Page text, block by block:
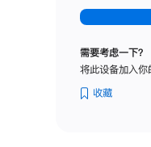
需要考虑一下？
将此设备加入你
收藏